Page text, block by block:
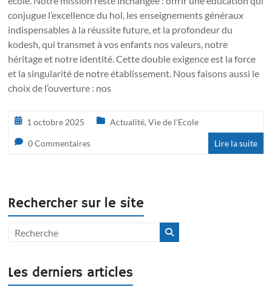
conjugue l’excellence du hol, les enseignements généraux
indispensables à la réussite future, et la profondeur du
kodesh, qui transmet à vos enfants nos valeurs, notre
héritage et notre identité. Cette double exigence est la force
et la singularité de notre établissement. Nous faisons aussi le
choix de l’ouverture : nos
1 octobre 2025 Actualité,Vie de l'Ecole
0 Commentaires Lire la suite
Rechercher sur le site
Les derniers articles